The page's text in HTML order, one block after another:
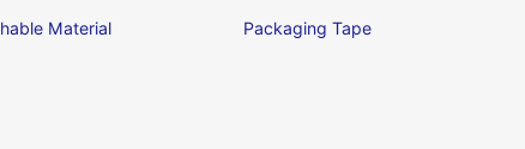
Material Packaging Tape